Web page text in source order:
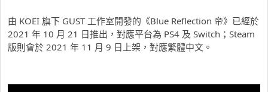
由 KOEI 旗下 GUST 工作室開發的《Blue Reflection 帝》已經於
2021 年 10 月 21 日推出，對應平台為 PS4 及 Switch；Steam
版則會於 2021 年 11 月 9 日上架，對應繁體中文。